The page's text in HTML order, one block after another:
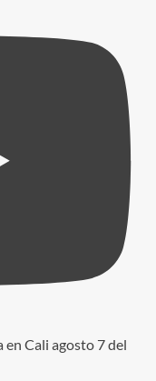
en Cali agosto 7 del